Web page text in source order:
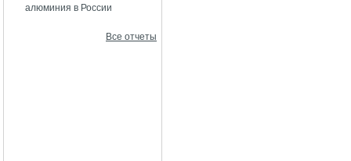
алюминия в России
Все отчеты